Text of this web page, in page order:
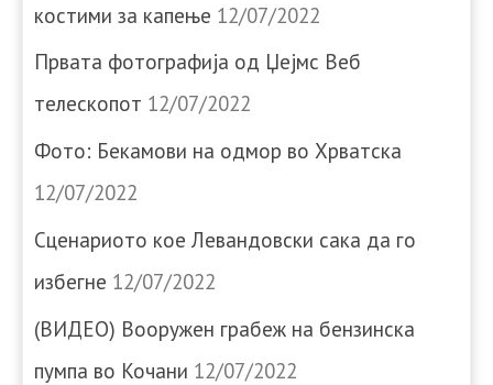
костими за капење 12/07/2022
Првата фотографија од Џејмс Веб
телескопот 12/07/2022
Фото: Бекамови на одмор во Хрватска
12/07/2022
Сценариото кое Левандовски сака да го
избегне 12/07/2022
(ВИДЕО) Вооружен грабеж на бензинска
пумпа во Кочани 12/07/2022